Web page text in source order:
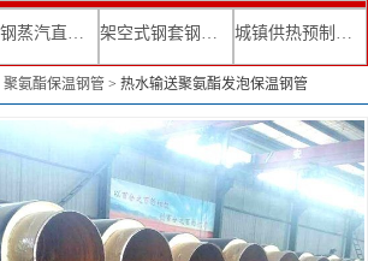
钢套钢蒸汽直埋保温管厂家 架空式钢套钢保温管 城镇供热预制直埋蒸汽保温管
聚氨酯保温钢管 > 热水输送聚氨酯发泡保温钢管